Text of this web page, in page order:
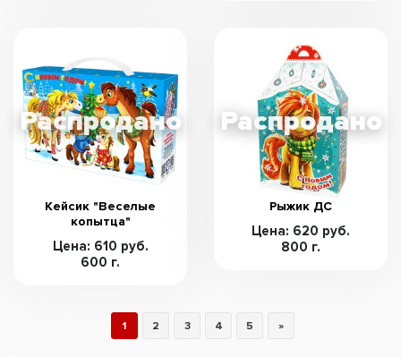
Кейсик "Веселые
копытца"
Цена: 610 руб.
600 г.
Рыжик ДС
Цена: 620 руб.
800 г.
1 2 3 4 5 »